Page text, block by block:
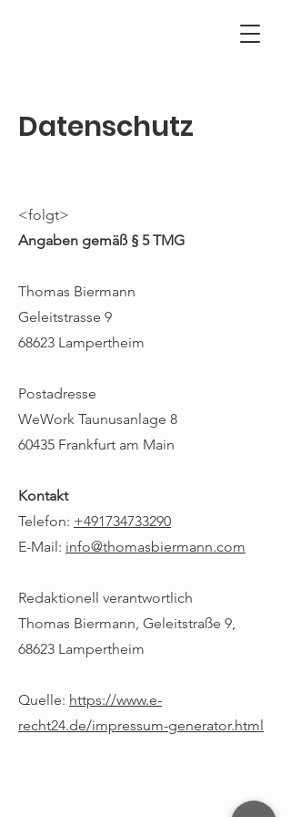
Datenschutz
<folgt>
Angaben gemäß § 5 TMG
Thomas Biermann
Geleitstrasse 9
68623 Lampertheim
Postadresse
WeWork Taunusanlage 8
60435 Frankfurt am Main
Kontakt
Telefon: +491734733290
E-Mail: info@thomasbiermann.com
Redaktionell verantwortlich
Thomas Biermann, Geleitstraße 9,
68623 Lampertheim
Quelle: https://www.e-
recht24.de/impressum-generator.html